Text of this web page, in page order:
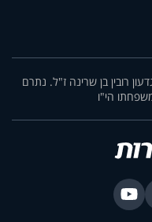
רובין בן שרינה ז"ל. נתרם
הי"ו